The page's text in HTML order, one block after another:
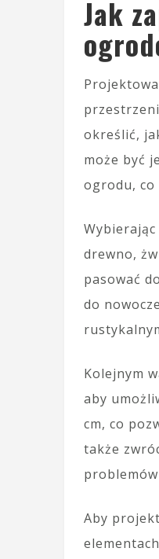
Jak
określić,
może być
ogrodu, co
drewno,
pasować
do
Kolejnym
aby
cm, co
także
Aby